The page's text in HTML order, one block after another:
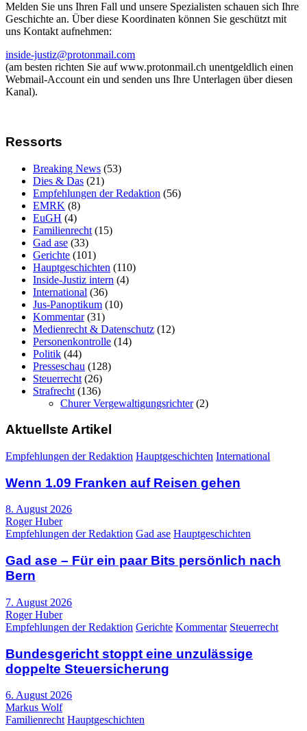
Melden Sie uns Ihren Fall und unsere Spezialisten schauen sich Ihre
Geschichte an. Über diese Koordinaten können Sie geschützt mit
uns Kontakt aufnehmen:
inside-justiz@protonmail.com
(am besten richten Sie auf www.protonmail.ch unentgeldlich einen
Webmail-Account ein und senden uns Ihre Unterlagen über diesen
Kanal).
Ressorts
Breaking News (53)
Dies & Das (21)
Empfehlungen der Redaktion (56)
EMRK (8)
EuGH (4)
Familienrecht (15)
Gad ase (33)
Gerichte (101)
Hauptgeschichten (110)
Inside-Justiz intern (4)
International (36)
Jus-Panoptikum (10)
Kommentar(31)
Medienrecht & Datenschutz (12)
Personenkontrolle (14)
Politik (44)
Presseschau (128)
Steuerrecht (26)
Strafrecht (136)
Churer Vergewaltigungsrichter(2)
Aktuellste Artikel
Empfehlungen der Redaktion Hauptgeschichten International
Wenn 1.09 Franken auf Reisen gehen
8. August 2026
Roger Huber
Empfehlungen der Redaktion Gad ase Hauptgeschichten
Gad ase – Für ein paar Bits persönlich nach
Bern
7. August 2026
Roger Huber
Empfehlungen der Redaktion Gerichte Kommentar Steuerrecht
Bundesgericht stoppt eine unzulässige
doppelte Steuersicherung
6. August 2026
Markus Wolf
Familienrecht Hauptgeschichten